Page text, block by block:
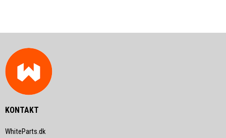
KONTAKT
WhiteParts.dk